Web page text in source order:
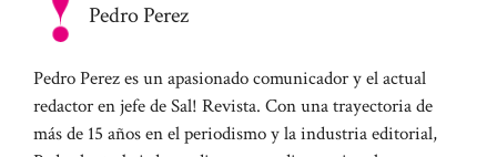
Pedro Perez
Pedro Perez es un apasionado comunicador y el actual
redactor en jefe de Sal! Revista. Con una trayectoria de
más de 15 años en el periodismo y la industria editorial,